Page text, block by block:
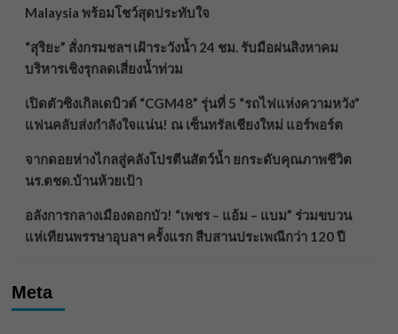
Malaysia พร้อมโชว์สุดประทับใจ
“สุริยะ” สั่งกรมชลฯ เฝ้าระวังน้ำ 24 ชม. รับมือฝนสิงหาคม
บริหารเชิงรุกลดเสี่ยงน้ำท่วม
เปิดตัวซิงเกิลเดบิวต์ “CGM48” รุ่นที่ 5 “รถไฟแห่งความหวัง”
แฟนคลับส่งกำลังใจแน่น! ณ เซ็นทรัลเชียงใหม่ แอร์พอร์ต
จากดอยห่างไกลสู่คลังโปรตีนสัตว์น้ำ ยกระดับคุณภาพชีวิต
นร.ตชด.บ้านห้วยเป้า
อลังการกลางเมืองดอกบัว! “เพชร – แอ้ม – แบม” ร่วมขบวน
แห่เทียนพรรษาอุบลฯ ครั้งแรก สืบสานประเพณีกว่า 120 ปี
Meta